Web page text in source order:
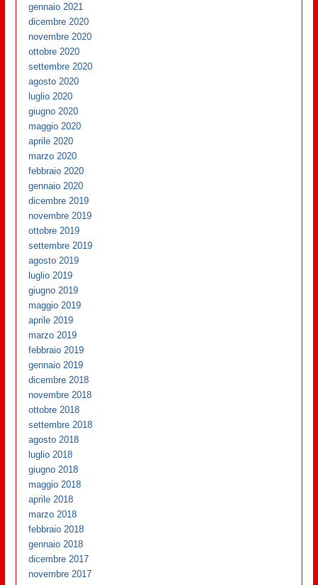
gennaio 2021
dicembre 2020
novembre 2020
ottobre 2020
settembre 2020
agosto 2020
luglio 2020
giugno 2020
maggio 2020
aprile 2020
marzo 2020
febbraio 2020
gennaio 2020
dicembre 2019
novembre 2019
ottobre 2019
settembre 2019
agosto 2019
luglio 2019
giugno 2019
maggio 2019
aprile 2019
marzo 2019
febbraio 2019
gennaio 2019
dicembre 2018
novembre 2018
ottobre 2018
settembre 2018
agosto 2018
luglio 2018
giugno 2018
maggio 2018
aprile 2018
marzo 2018
febbraio 2018
gennaio 2018
dicembre 2017
novembre 2017